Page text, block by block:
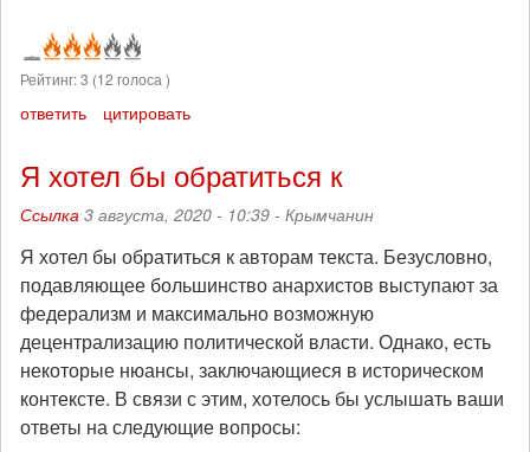
Рейтинг:3 (12 голоса )
ответить цитировать
Я хотел бы обратиться к
Ссылка 3 августа, 2020 - 10:39 - Крымчанин
Я хотел бы обратиться к авторам текста. Безусловно,
подавляющее большинство анархистов выступают за
федерализм и максимально возможную
децентрализацию политической власти. Однако, есть
некоторые нюансы, заключающиеся в историческом
контексте. В связи с этим, хотелось бы услышать ваши
ответы на следующие вопросы: